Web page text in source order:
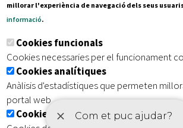
Subscriu-te al nostre butlletí
Inici | Avís legal | Protecció de dades
| Accessibilitat
millorar l'experiència de navegació dels seus
informació.
Cookies funcionals
Cookies necessaries per el funcionament
Cookies analítiques
Anàlisis d'estadístiques que permeten
portal web
Cookies publicitàries